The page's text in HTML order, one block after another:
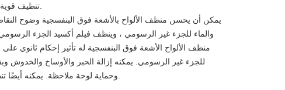
تنظيف قوية ، ولا يتلف الصفيحة أثناء تجارب التلطيخ.
يمكن أن يحسن منظف الألواح بالأشعة فوق البنفسجية وضوح
والماء للجزء غير الرسومي ، وينظف فيلم أكسيد الجزء
منظف ​​الألواح الأشعة فوق البنفسجية له تأثير إحكام ثانوي على
للجزء غير الرسومي. يمكنه إزالة الحبر والأوساخ والخدوش